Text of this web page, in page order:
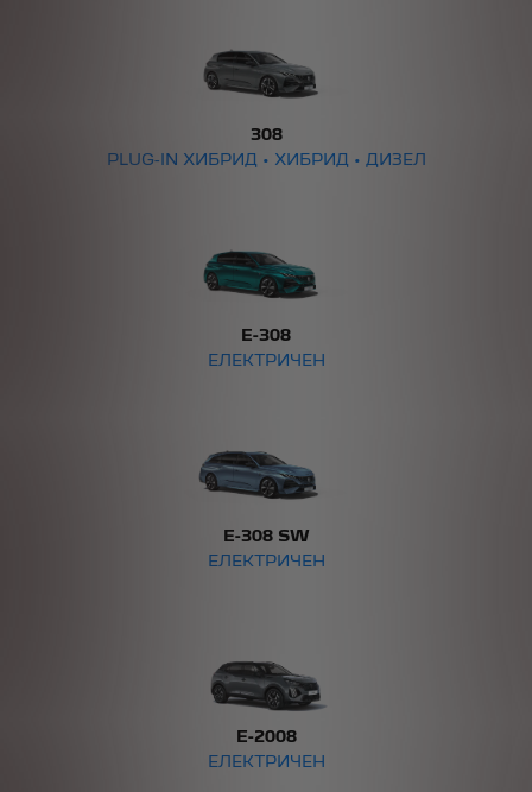
308
PLUG-IN ХИБРИД • ХИБРИД • ДИЗЕЛ
E-308
ЕЛЕКТРИЧЕН
E-308 SW
ЕЛЕКТРИЧЕН
E-2008
ЕЛЕКТРИЧЕН